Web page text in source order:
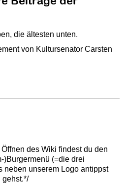
die ältesten unten.
von Kultursenator Carsten
des Wiki findest du den
)Burgermenü (=die drei
neben unserem Logo antippst
gehst.*/